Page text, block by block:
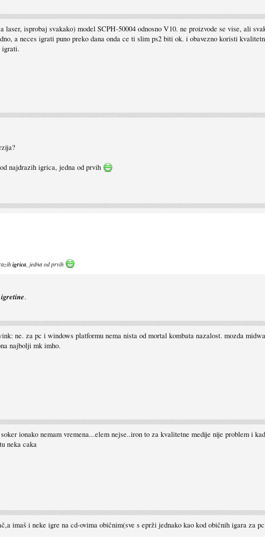
isprobaj svakako) model SCPH-50004 odnosno V10. ne proizvode se vise, ali
a neces igrati puno preko dana onda ce ti slim ps2 biti ok. i obavezno koristi
igrati.
najdrazih igrica, jedna od prvih
igrica , jedna od prvih
igretine.
ne. za pc i windows platformu nema nista od mortal kombata nazalost. mozda
najbolji mk imho.
ionako nemam vremena...elem nejse..iron to za kvalitetne medije nije problem i
neka caka
imaš i neke igre na cd-ovima običnim(sve s eprži jednako kao kod običnih igara za